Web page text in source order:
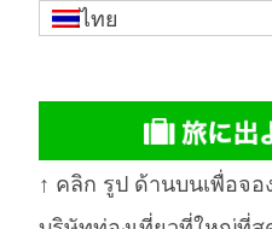
ไทย
↑ คลิก รูป ด้านบนเพื่อจอ